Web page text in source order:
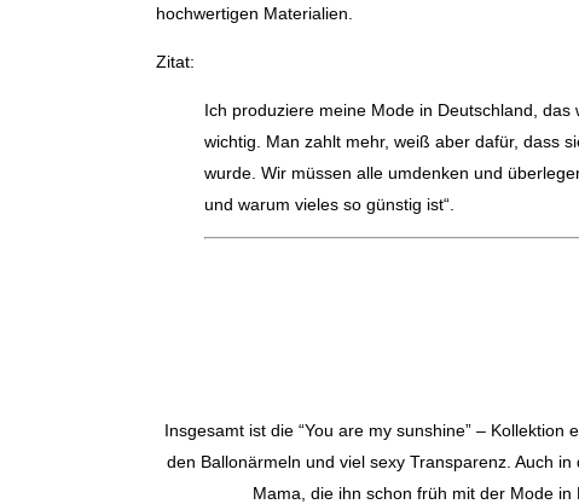
hochwertigen Materialien.
Zitat:
Ich produziere meine Mode in Deutschland, das
wichtig. Man zahlt mehr, weiß aber dafür, dass
wurde. Wir müssen alle umdenken und
und warum vieles so günstig ist“.
Insgesamt ist die “You are my sunshine” –
den Ballonärmeln und viel sexy Transparenz. Auch
Mama, die ihn schon früh mit der Mode